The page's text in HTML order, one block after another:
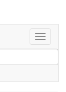
Меню